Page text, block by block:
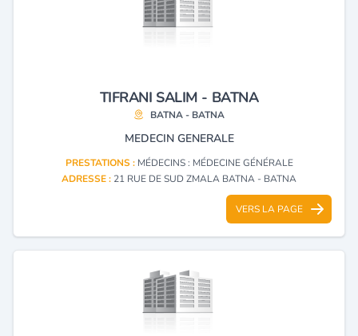
TIFRANI SALIM - BATNA
BATNA - BATNA
MEDECIN GENERALE
PRESTATIONS : MÉDECINS : MÉDECINE GÉNÉRALE
ADRESSE : 21 RUE DE SUD ZMALA BATNA - BATNA
VERS LA PAGE